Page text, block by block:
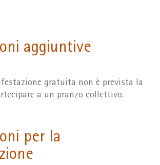
aggiuntive
gratuita non è prevista la
a un pranzo collettivo.
per la